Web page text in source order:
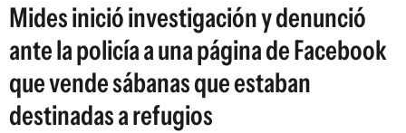
Mides inició investigación y denunció
ante la policía a una página de Facebook
que vende sábanas que estaban
destinadas a refugios